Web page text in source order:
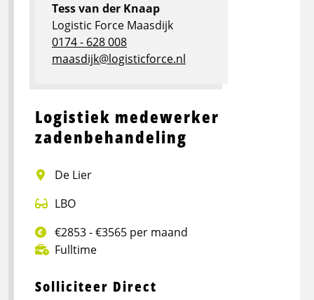
Logistiek medewerker
zadenbehandeling
De Lier
LBO
€2853 - €3565 per maand
Fulltime
Solliciteer Direct
Tess van der Knaap
Logistic Force Maasdijk
0174 - 628 008
maasdijk@logisticforce.nl